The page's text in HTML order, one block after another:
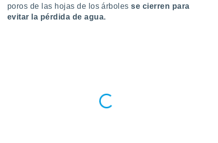
de
poros de las hojas de los árbolesse cierren para
evitar la pérdida de agua.